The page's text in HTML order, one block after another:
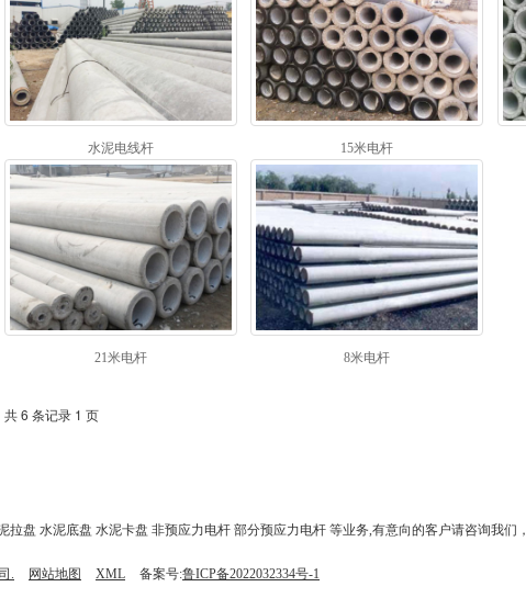
水泥电线杆 15米电杆
21米电杆 8米电杆
共 6 条记录 1 页
盘 水泥底盘 水泥卡盘 非预应力电杆 部分预应力电杆 等业务,有意向的客户请咨询我们，
. 网站地图 XML 备案号:鲁ICP备2022032334号-1